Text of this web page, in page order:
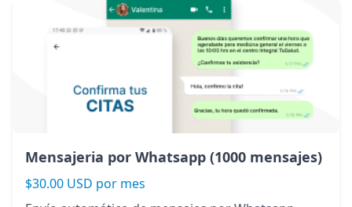
Mensajeria por Whatsapp (1000 mensajes)
$30.00 USD por mes